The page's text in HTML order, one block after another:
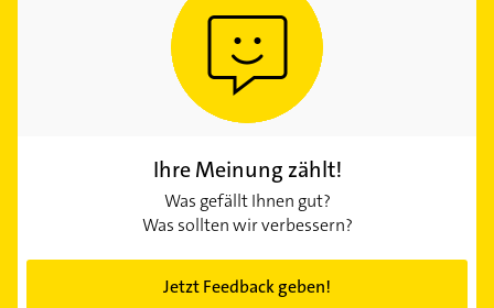
Ihre Meinung zählt!
Was gefällt Ihnen gut?
Was sollten wir verbessern?
Jetzt Feedback geben!